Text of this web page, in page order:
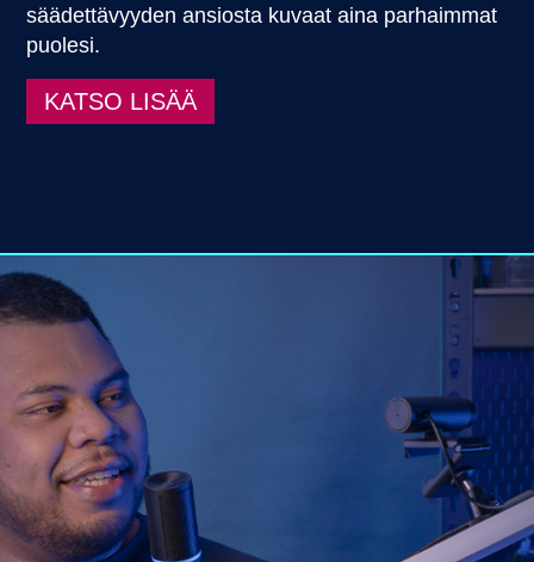
säädettävyyden ansiosta kuvaat aina parhaimmat
puolesi.
KATSO LISÄÄ